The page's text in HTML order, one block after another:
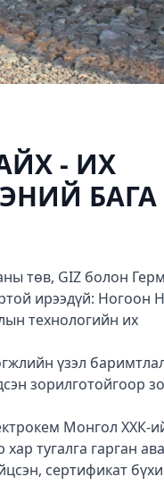
- ИХ
БАГА
төв, GIZ болон
ирээдүй: Ногоон
технологийн их
үзэл
зорилготойгоор
Монгол ХХК-
тугалга гарган
сертификат